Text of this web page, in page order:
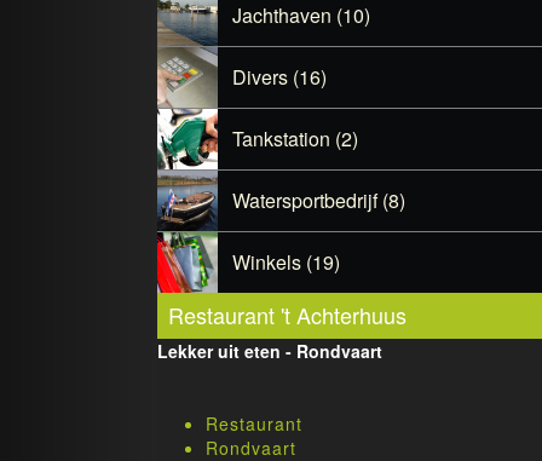
Jachthaven (10)
Divers (16)
Tankstation (2)
Watersportbedrijf (8)
Winkels (19)
Restaurant 't Achterhuus
Lekker uit eten - Rondvaart
Restaurant
Rondvaart